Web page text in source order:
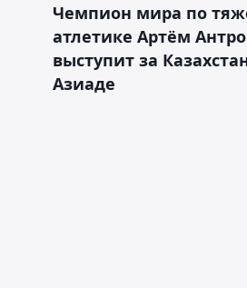
Чемпион мира по
атлетике Артём
выступит за
Азиаде